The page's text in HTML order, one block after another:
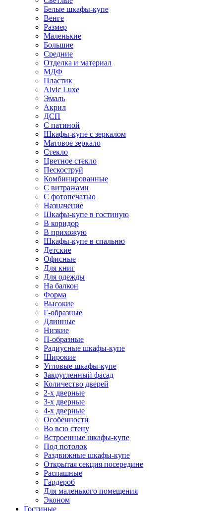
Белые шкафы-купе
Венге
Размер
Маленькие
Большие
Средние
Отделка и материал
МДФ
Пластик
Alvic Luxe
Эмаль
Акрил
ДСП
С патиной
Шкафы-купе с зеркалом
Матовое зеркало
Стекло
Цветное стекло
Пескоструй
Комбинированные
С витражами
С фотопечатью
Назначение
Шкафы-купе в гостиную
В коридор
В прихожую
Шкафы-купе в спальню
Детские
Офисные
Для книг
Для одежды
На балкон
Форма
Высокие
Г-образные
Длинные
Низкие
П-образные
Радиусные шкафы-купе
Широкие
Угловые шкафы-купе
Закругленный фасад
Количество дверей
2-х дверные
3-х дверные
4-х дверные
Особенности
Во всю стену
Встроенные шкафы-купе
Под потолок
Раздвижные шкафы-купе
Открытая секция посередине
Распашные
Гардероб
Для маленького помещения
Эконом
Гостиные